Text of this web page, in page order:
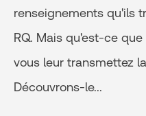
renseignements qu'ils
RQ. Mais qu'est-ce
vous leur transmettez
Découvrons-le...